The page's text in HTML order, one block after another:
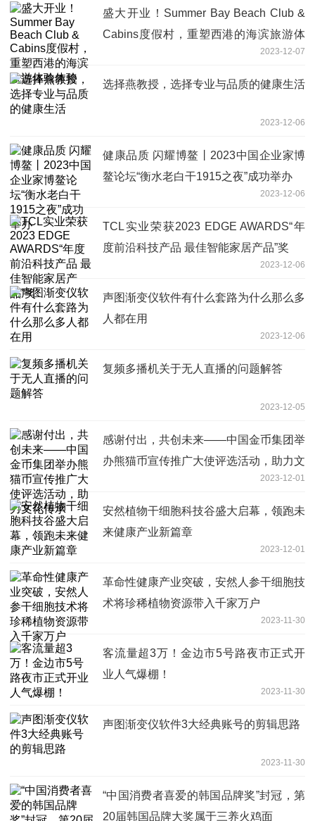
盛大开业！Summer Bay Beach Club &
Cabins度假村，重塑西港的海滨旅游体
2023-12-07
选择燕教授，选择专业与品质的健康生活
2023-12-06
健康品质 闪耀博鳌丨2023中国企业家博
鳌论坛“衡水老白干1915之夜”成功举办
2023-12-06
TCL实业荣获2023 EDGE AWARDS“年
度前沿科技产品 最佳智能家居产品”奖
2023-12-06
声图渐变仪软件有什么套路为什么那么多
人都在用
2023-12-06
复频多播机关于无人直播的问题解答
2023-12-05
感谢付出，共创未来——中国金币集团举
办熊猫币宣传推广大使评选活动，助力文
2023-12-01
安然植物干细胞科技谷盛大启幕，领跑未
来健康产业新篇章
2023-12-01
革命性健康产业突破，安然人参干细胞技
术将珍稀植物资源带入千家万户
2023-11-30
客流量超3万！金边市5号路夜市正式开
业人气爆棚！
2023-11-30
声图渐变仪软件3大经典账号的剪辑思路
2023-11-30
“中国消费者喜爱的韩国品牌奖”封冠，第
20届韩国品牌大奖属于三养火鸡面